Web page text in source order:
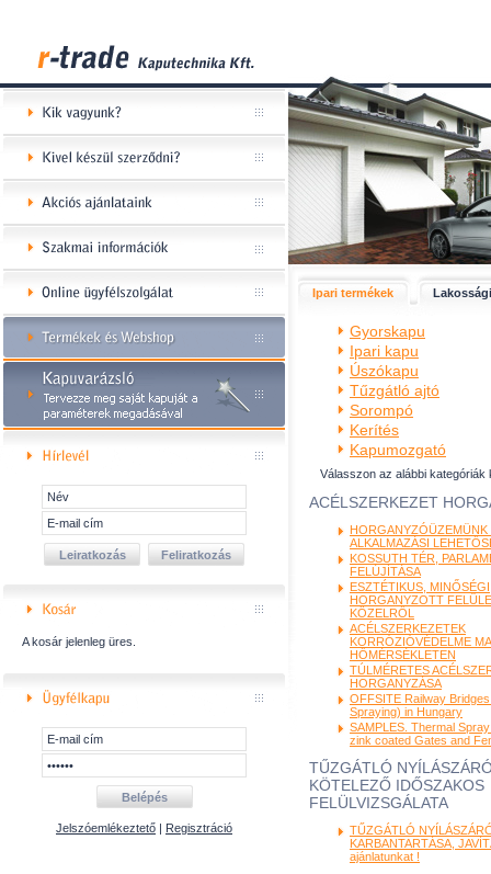
A kosár jelenleg üres.
Jelszóemlékeztető | Regisztráció
Ipari termékek
Gyorskapu
Ipari kapu
Úszókapu
Tűzgátló ajtó
Sorompó
Kerítés
Kapumozgató
Válasszon az alábbi kategóriák
ACÉLSZERKEZET
ALKALMAZÁSI
KOSSUTH TÉR,
FELÚJÍTÁSA
ESZTÉTIKUS, MINŐSÉGI
HORGANYZOTT
KÖZELRŐL
ACÉLSZERKEZETEK
KORRÓZIÓVÉDELME
HŐMÉRSÉKLETEN
TÚLMÉRETES
HORGANYZÁSA
OFFSITE Railway
Spraying) in Hungary
SAMPLES. Thermal
zink coated Gates and
TŰZGÁTLÓ
KÖTELEZŐ IDŐSZAKOS
FELÜLVIZSGÁLATA
TŰZGÁTLÓ
KARBANTARTÁSA,
ajánlatunkat !